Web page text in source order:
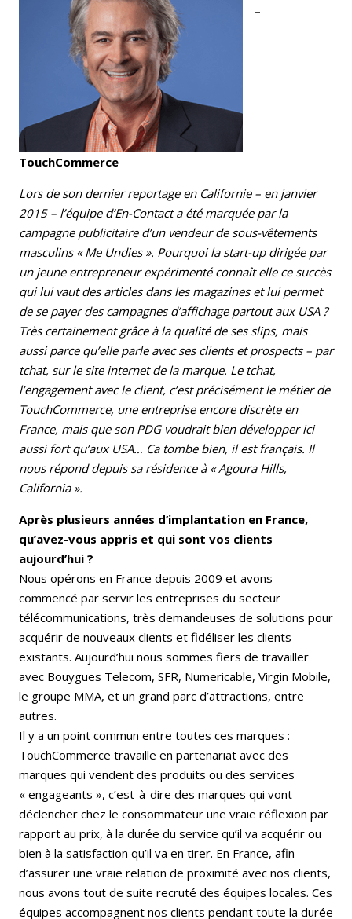
–
TouchCommerce
Lors de son dernier reportage en Californie – en janvier
2015 – l’équipe d’En-Contact a été marquée par la
campagne publicitaire d’un vendeur de sous-vêtements
masculins « Me Undies ». Pourquoi la start-up dirigée par
un jeune entrepreneur expérimenté connaît elle ce succès
qui lui vaut des articles dans les magazines et lui permet
de se payer des campagnes d’affichage partout aux USA ?
Très certainement grâce à la qualité de ses slips, mais
aussi parce qu’elle parle avec ses clients et prospects – par
tchat, sur le site internet de la marque. Le tchat,
l’engagement avec le client, c’est précisément le métier de
TouchCommerce, une entreprise encore discrète en
France, mais que son PDG voudrait bien développer ici
aussi fort qu’aux USA… Ca tombe bien, il est français. Il
nous répond depuis sa résidence à « Agoura Hills,
California ».
Après plusieurs années d’implantation en France,
qu’avez-vous appris et qui sont vos clients
aujourd’hui ?
Nous opérons en France depuis 2009 et avons
commencé par servir les entreprises du secteur
télécommunications, très demandeuses de solutions pour
acquérir de nouveaux clients et fidéliser les clients
existants. Aujourd’hui nous sommes fiers de travailler
avec Bouygues Telecom, SFR, Numericable, Virgin Mobile,
le groupe MMA, et un grand parc d’attractions, entre
autres.
Il y a un point commun entre toutes ces marques :
TouchCommerce travaille en partenariat avec des
marques qui vendent des produits ou des services
« engageants », c’est-à-dire des marques qui vont
déclencher chez le consommateur une vraie réflexion par
rapport au prix, à la durée du service qu’il va acquérir ou
bien à la satisfaction qu’il va en tirer. En France, afin
d’assurer une vraie relation de proximité avec nos clients,
nous avons tout de suite recruté des équipes locales. Ces
équipes accompagnent nos clients pendant toute la durée